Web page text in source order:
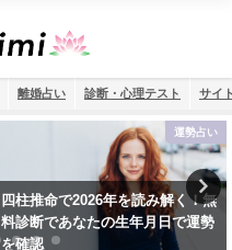
離婚占い 診断・心理テスト サイ
恋愛占い
ソウルメイト占い・無料診断であ
の人が運命の人なのか鑑定【ツイ
ンソウル診断】